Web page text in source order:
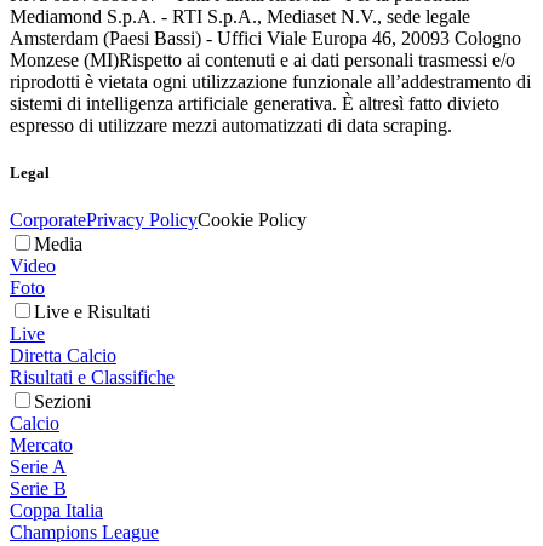
Mediamond S.p.A. - RTI S.p.A., Mediaset N.V., sede legale
Amsterdam (Paesi Bassi) - Uffici Viale Europa 46, 20093 Cologno
Monzese (MI)Rispetto ai contenuti e ai dati personali trasmessi e/o
riprodotti è vietata ogni utilizzazione funzionale all’addestramento di
sistemi di intelligenza artificiale generativa. È altresì fatto divieto
espresso di utilizzare mezzi automatizzati di data scraping.
Legal
CorporatePrivacy PolicyCookie Policy
Media
Video
Foto
Live e Risultati
Live
Diretta Calcio
Risultati e Classifiche
Sezioni
Calcio
Mercato
Serie A
Serie B
Coppa Italia
Champions League